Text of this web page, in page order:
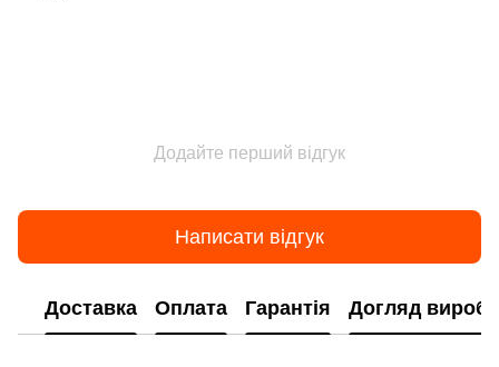
Додайте перший відгук
Написати відгук
Доставка Оплата Гарантія Догляд